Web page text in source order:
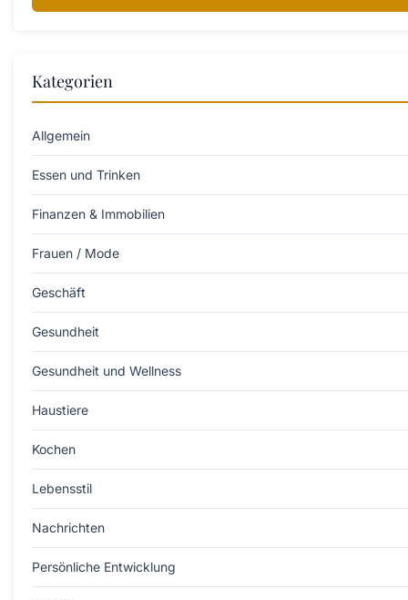
Kategorien
Allgemein
Essen und Trinken
Finanzen & Immobilien
Frauen / Mode
Geschäft
Gesundheit
Gesundheit und Wellness
Haustiere
Kochen
Lebensstil
Nachrichten
Persönliche Entwicklung